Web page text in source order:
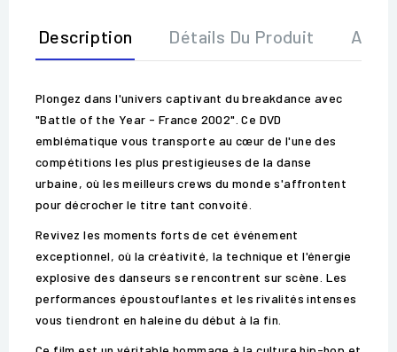
Description Détails Du Produit Avis
Plongez dans l'univers captivant du breakdance avec
"Battle of the Year - France 2002". Ce DVD
emblématique vous transporte au cœur de l'une des
compétitions les plus prestigieuses de la danse
urbaine, où les meilleurs crews du monde s'affrontent
pour décrocher le titre tant convoité.
Revivez les moments forts de cet événement
exceptionnel, où la créativité, la technique et l'énergie
explosive des danseurs se rencontrent sur scène. Les
performances époustouflantes et les rivalités intenses
vous tiendront en haleine du début à la fin.